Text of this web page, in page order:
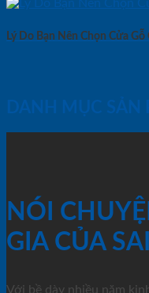
Lý Do Bạn Nên Chọn Cửa
DANH MỤC SẢN
NÓI
GIA CỦA
Với bề dày nhiều năm